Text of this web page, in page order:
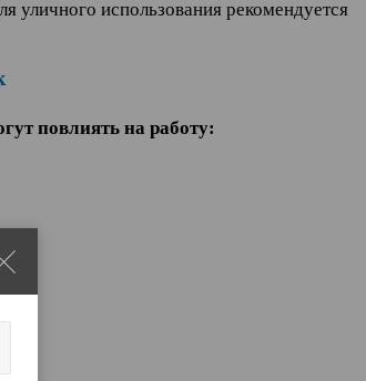
уличного использования рекомендуется
повлиять на работу: